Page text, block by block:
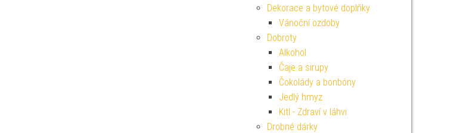
Dekorace a bytové doplňky
Vánoční ozdoby
Dobroty
Alkohol
Čaje a sirupy
Čokolády a bonbóny
Jedlý hmyz
Kitl - Zdraví v láhvi
Drobné dárky